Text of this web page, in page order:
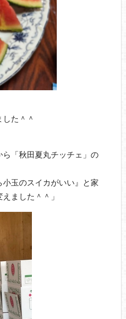
た＾＾
「秋田夏丸チッチェ」の
小玉のスイカがいい』と家
ました＾＾」